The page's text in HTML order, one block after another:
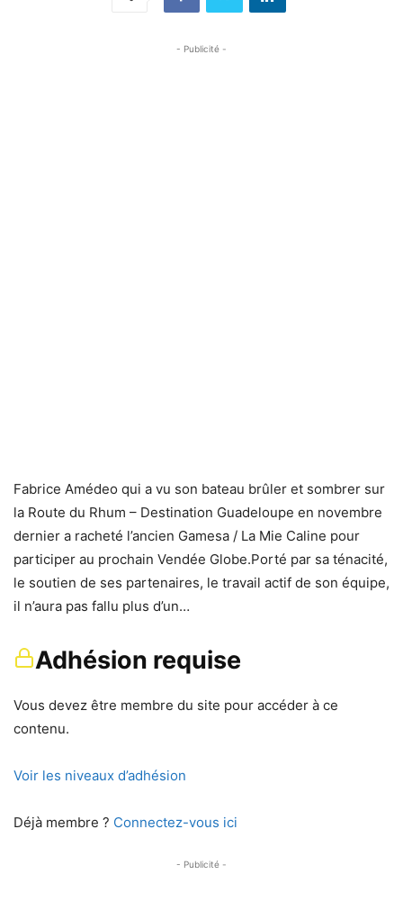
- Publicité -
Fabrice Amédeo qui a vu son bateau brûler et sombrer sur
la Route du Rhum – Destination Guadeloupe en novembre
dernier a racheté l’ancien Gamesa / La Mie Caline pour
participer au prochain Vendée Globe.Porté par sa ténacité,
le soutien de ses partenaires, le travail actif de son équipe,
il n’aura pas fallu plus d’un…
Adhésion requise
Vous devez être membre du site pour accéder à ce
contenu.
Voir les niveaux d’adhésion
Déjà membre ? Connectez-vous ici
- Publicité -